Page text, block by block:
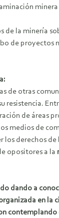
de la minería
de proyectos
de otras
resistencia.
de áreas
medios de
derechos
opositores a la
dando a
en la